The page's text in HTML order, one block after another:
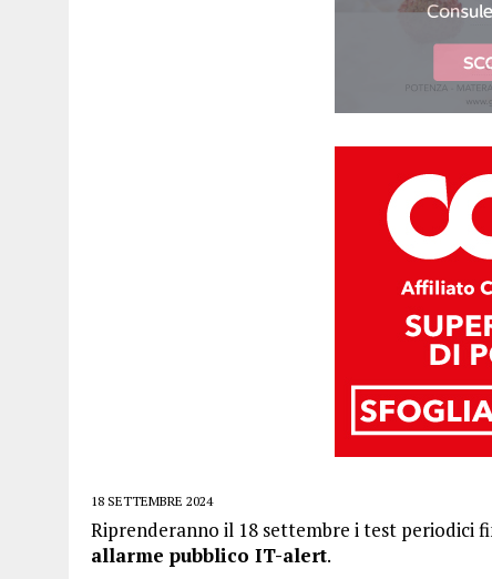
18 SETTEMBRE 2024
Riprenderanno il 18 settembre i test periodici
allarme pubblico IT-alert.